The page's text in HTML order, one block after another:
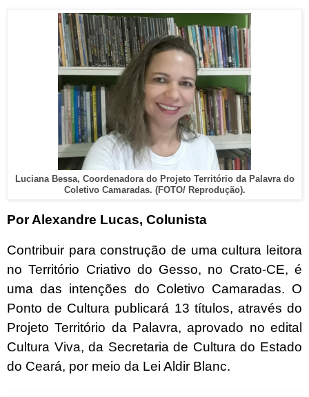
Luciana Bessa, Coordenadora do Projeto Território da Palavra do
Coletivo Camaradas. (FOTO/ Reprodução).
Por Alexandre Lucas, Colunista
Contribuir para construção de uma cultura leitora
no Território Criativo do Gesso, no Crato-CE, é
uma das intenções do Coletivo Camaradas. O
Ponto de Cultura publicará 13 títulos, através do
Projeto Território da Palavra, aprovado no edital
Cultura Viva, da Secretaria de Cultura do Estado
do Ceará, por meio da Lei Aldir Blanc.